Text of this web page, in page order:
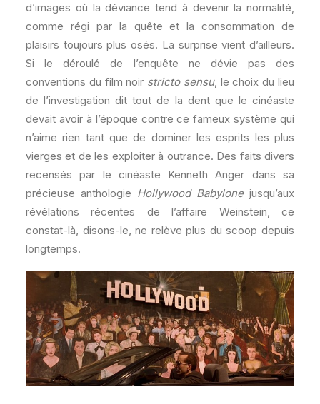
d’images où la déviance tend à devenir la normalité,
comme régi par la quête et la consommation de
plaisirs toujours plus osés. La surprise vient d’ailleurs.
Si le déroulé de l’enquête ne dévie pas des
conventions du film noir stricto sensu, le choix du lieu
de l’investigation dit tout de la dent que le cinéaste
devait avoir à l’époque contre ce fameux système qui
n’aime rien tant que de dominer les esprits les plus
vierges et de les exploiter à outrance. Des faits divers
recensés par le cinéaste Kenneth Anger dans sa
précieuse anthologie Hollywood Babylonejusqu’aux
révélations récentes de l’affaire Weinstein, ce
constat-là, disons-le, ne relève plus du scoop depuis
longtemps.